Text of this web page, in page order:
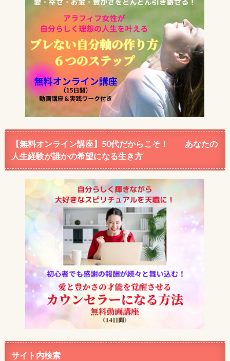
【無料オンライン講座】50代だからこそ！ あなたの
人生経験が誰かの希望になる生き方
サイト内検索